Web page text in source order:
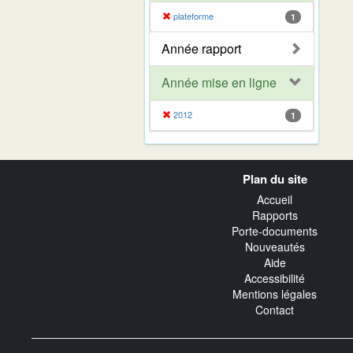
plateforme 1
Année rapport
Année mise en ligne
2012 1
Plan du site
Accueil
Rapports
Porte-documents
Nouveautés
Aide
Accessibilité
Mentions légales
Contact